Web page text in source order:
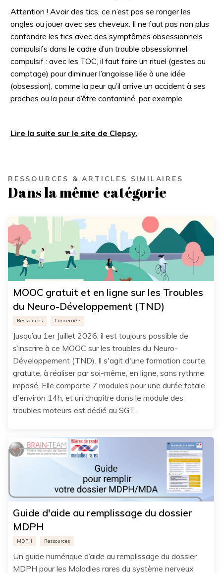
Attention ! Avoir des tics, ce n’est pas se ronger les
ongles ou jouer avec ses cheveux. Il ne faut pas non plus
confondre les tics avec des symptômes obsessionnels
compulsifs dans le cadre d’un trouble obsessionnel
compulsif : avec les TOC, il faut faire un rituel (gestes ou
comptage) pour diminuer l’angoisse liée à une idée
(obsession), comme la peur qu’il arrive un accident à ses
proches ou la peur d’être contaminé, par exemple
Lire la suite sur le site de Clepsy.
RESSOURCES & ARTICLES SIMILAIRES
Dans la même catégorie
MOOC gratuit et en ligne sur les Troubles
du Neuro-Développement (TND)
Ressources Concerné ?
Jusqu’au 1er Juillet 2026, il est toujours possible de
s’inscrire à ce MOOC sur les troubles du Neuro-
Développement (TND). Il s'agit d'une formation courte,
gratuite, à réaliser par soi-même, en ligne, sans rythme
imposé. Elle comporte 7 modules pour une durée totale
d'environ 14h, et un chapitre dans le module des
troubles moteurs est dédié au SGT.
Guide d'aide au remplissage du dossier
MDPH
MDPH Ressources
Un guide numérique d’aide au remplissage du dossier
MDPH pour les Maladies rares du système nerveux